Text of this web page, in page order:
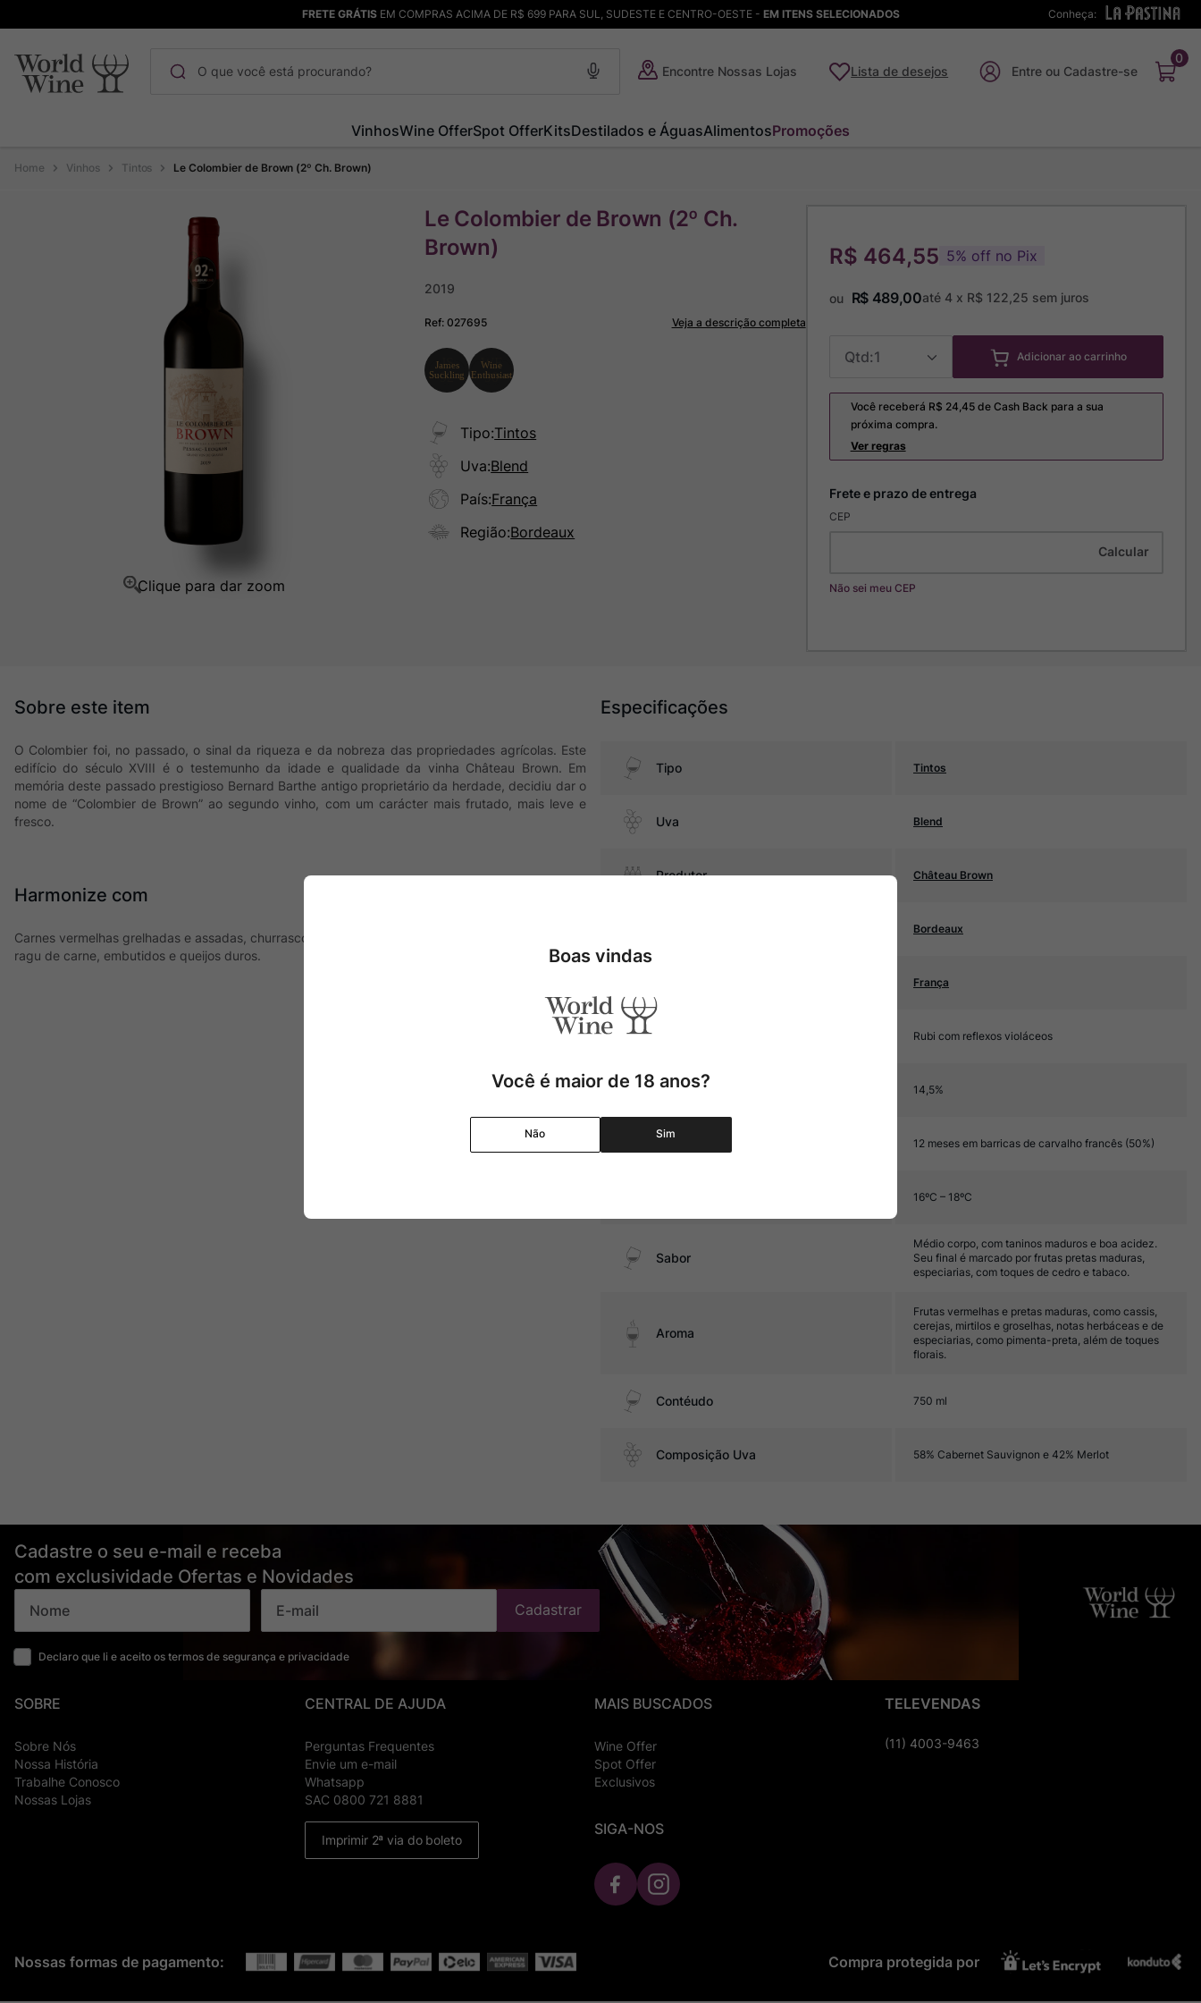
Conheça:
FRETE GRÁTISEM COMPRAS ACIMA DE R$ 699 PARA SUL, SUDESTE E CENTRO-OESTE - EM ITENS SELECIONADOS
Encontre Nossas Lojas Lista de desejos
0
VinhosWine OfferSpot OfferKitsDestilados e ÁguasAlimentosPromoções
Vinhos Tintos Le Colombier de Brown (2º Ch. Brown)
Le Colombier de Brown (2º Ch.
Brown)
2019
Ref:027695 Veja a descrição completa
Tipo:Tintos
Uva:Blend
País:França
Região:Bordeaux
R$ 464,55 5% off no Pix
ou R$ 489,00até 4x R$ 122,25 sem juros
1 Adicionar ao carrinho
Você receberá R$ 24,45de Cash Back para a sua
próxima compra.
Ver regras
CEP
Não sei meu CEP
O Colombier foi, no passado, o sinal da riqueza e da nobreza das propriedades agrícolas. Este
edifício do século XVIII é o testemunho da idade e qualidade da vinha Château Brown. Em
memória deste passado prestigioso Bernard Barthe antigo proprietário da herdade, decidiu dar o
nome de “Colombier de Brown” ao segundo vinho, com um carácter mais frutado, mais leve e
fresco.
Harmonize com
Carnes vermelhas grelhadas e assadas, churrasco, cordeiro, pratos com cogumelos, massas com
ragu de carne, embutidos e queijos duros.
Especificações
Tipo Tintos
Uva Blend
Produtor Château Brown
Bordeaux
França
Rubi com reflexos violáceos
Graduação Alcóolica 14,5%
12 meses em barricas de carvalho francês (50%)
16ºC – 18ºC
Sabor
Médio corpo, com taninos maduros e boa acidez.
Seu final é marcado por frutas pretas maduras,
especiarias, com toques de cedro e tabaco.
Aroma
Frutas vermelhas e pretas maduras, como cassis,
cerejas, mirtilos e groselhas, notas herbáceas e de
especiarias, como pimenta-preta, além de toques
florais.
Contéudo 750 ml
Composição Uva 58% Cabernet Sauvignon e 42% Merlot
Cadastre o seu e-mail e receba
com exclusividade Ofertas e Novidades
Declaro que li e aceito os termos de segurança e privacidade
Cadastrar
SOBRE
Sobre Nós
Nossa História
Trabalhe Conosco
Nossas Lojas
CENTRAL DE AJUDA
Perguntas Frequentes
Envie um e-mail
Whatsapp
SAC 0800 721 8881
Imprimir 2ª via do boleto
MAIS BUSCADOS
Wine Offer
Spot Offer
Exclusivos
SIGA-NOS
TELEVENDAS
(11) 4003-9463
Nossas formas de pagamento: Compra protegida por
1º Maçanita
Bodega Garzon
Boas vindas
Você é maior de 18 anos?
Não Sim